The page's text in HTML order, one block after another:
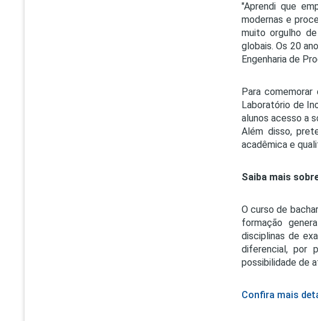
"Aprendi que
modernas e
muito orgulho
globais. Os 20
Engenharia de
Para
Laboratório de
alunos acesso a
Além disso,
acadêmica e
Saiba mais
O curso de
formação
disciplinas de
diferencial, por
possibilidade de
Confira mais